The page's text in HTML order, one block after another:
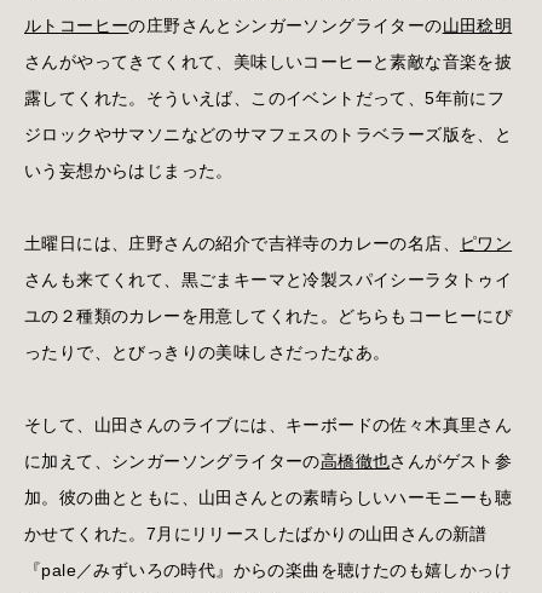
ルトコーヒーの庄野さんとシンガーソングライターの山田稔明
さんがやってきてくれて、美味しいコーヒーと素敵な音楽を披
露してくれた。そういえば、このイベントだって、5年前にフ
ジロックやサマソニなどのサマフェスのトラベラーズ版を、と
いう妄想からはじまった。
土曜日には、庄野さんの紹介で吉祥寺のカレーの名店、
ピワン
さんも来てくれて、黒ごまキーマと冷製スパイシーラタトゥイ
ユの２種類のカレーを用意してくれた。どちらもコーヒーにぴ
ったりで、とびっきりの美味しさだったなあ。
そして、山田さんのライブには、キーボードの佐々木真里さん
に加えて、シンガーソングライターの高橋徹也さんがゲスト参
加。彼の曲とともに、山田さんとの素晴らしいハーモニーも聴
かせてくれた。7月にリリースしたばかりの山田さんの新譜
『pale／みずいろの時代』からの楽曲を聴けたのも嬉しかっけ